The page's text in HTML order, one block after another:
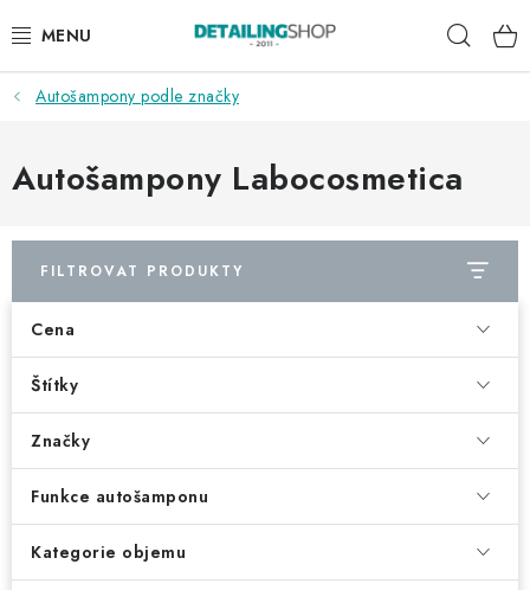
na
AKCE
NOVINKY
DÁRKOVÉ SADY A POUKAZY
ČLÁNKY
NAŠE SLUŽBY
Autošampony podle značky
Autošampony Labocosmetica
FILTROVAT PRODUKTY
Cena
Štítky
Značky
Funkce autošamponu
Kategorie objemu